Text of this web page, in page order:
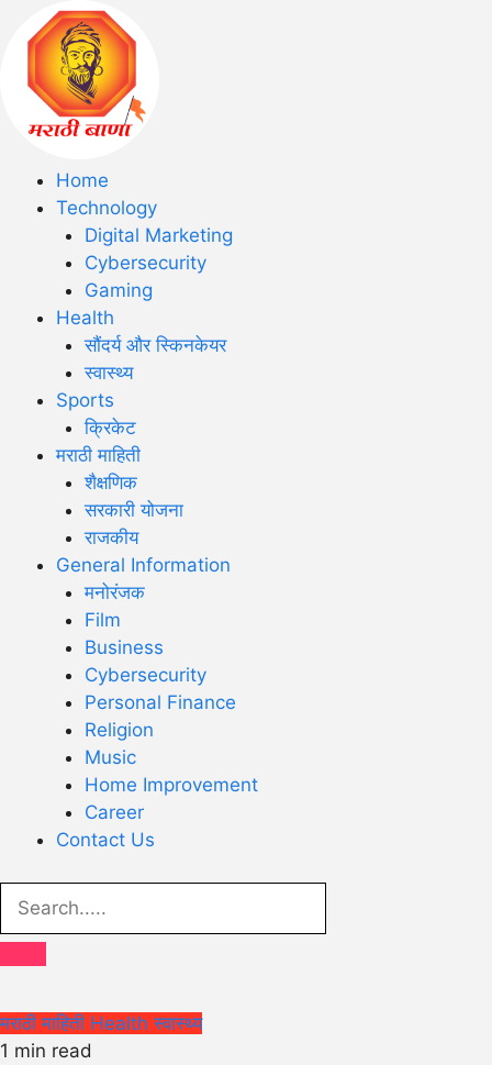
Home
Technology
Digital Marketing
Cybersecurity
Gaming
Health
सौंदर्य और स्किनकेयर
स्वास्थ्य
Sports
क्रिकेट
मराठी माहिती
शैक्षणिक
सरकारी योजना
राजकीय
General Information
मनोरंजक
Film
Business
Cybersecurity
Personal Finance
Religion
Music
Home Improvement
Career
Contact Us
मराठी माहिती Healthस्वास्थ्य
1 min read